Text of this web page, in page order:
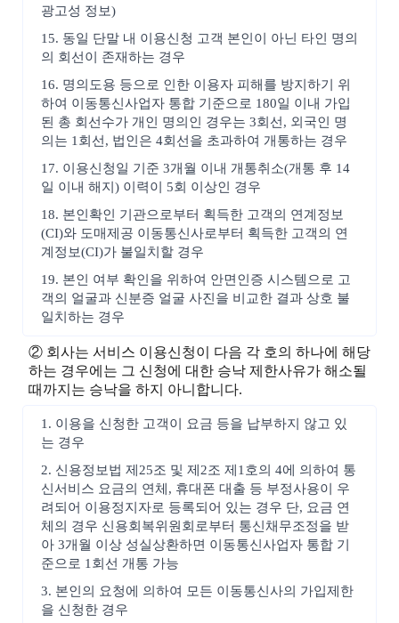
광고성 정보)
15. 동일 단말 내 이용신청 고객 본인이 아닌 타인 명의
의 회선이 존재하는 경우
16. 명의도용 등으로 인한 이용자 피해를 방지하기 위
하여 이동통신사업자 통합 기준으로 180일 이내 가입
된 총 회선수가 개인 명의인 경우는 3회선, 외국인 명
의는 1회선, 법인은 4회선을 초과하여 개통하는 경우
17. 이용신청일 기준 3개월 이내 개통취소(개통 후 14
일 이내 해지) 이력이 5회 이상인 경우
18. 본인확인 기관으로부터 획득한 고객의 연계정보
(CI)와 도매제공 이동통신사로부터 획득한 고객의 연
계정보(CI)가 불일치할 경우
19. 본인 여부 확인을 위하여 안면인증 시스템으로 고
객의 얼굴과 신분증 얼굴 사진을 비교한 결과 상호 불
일치하는 경우
② 회사는 서비스 이용신청이 다음 각 호의 하나에 해당
하는 경우에는 그 신청에 대한 승낙 제한사유가 해소될
때까지는 승낙을 하지 아니합니다.
1. 이용을 신청한 고객이 요금 등을 납부하지 않고 있
는 경우
2. 신용정보법 제25조 및 제2조 제1호의 4에 의하여 통
신서비스 요금의 연체, 휴대폰 대출 등 부정사용이 우
려되어 이용정지자로 등록되어 있는 경우 단, 요금 연
체의 경우 신용회복위원회로부터 통신채무조정을 받
아 3개월 이상 성실상환하면 이동통신사업자 통합 기
준으로 1회선 개통 가능
3. 본인의 요청에 의하여 모든 이동통신사의 가입제한
을 신청한 경우